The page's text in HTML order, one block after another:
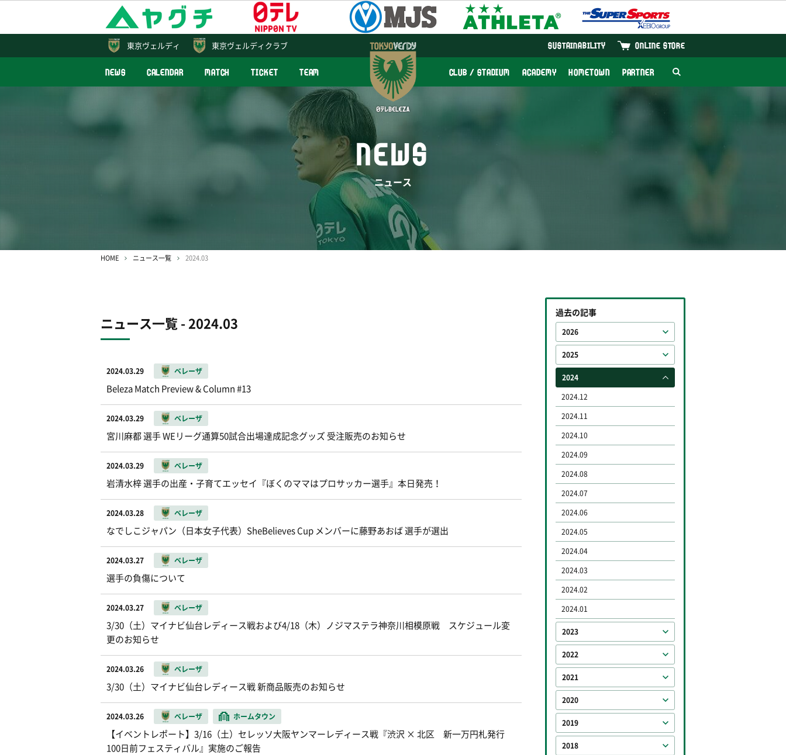
東京ヴェルディクラブ ONLINE STORE
SUSTAINABILITY
NEWS CALENDAR MATCH TICKET TEAM CLUB / STADIUM ACADEMY HOMETOWN PARTNER
東京ヴェルディ
NEWS
ニュース
HOME ニュース一覧 2024.03
ニュース一覧 - 2024.03
2024.03.29 ベレーザ
Beleza Match Preview & Column #13
2024.03.29 ベレーザ
宮川麻都 選手 WEリーグ通算50試合出場達成記念グッズ 受注販売のお知らせ
2024.03.29 ベレーザ
岩清水梓 選手の出産・子育てエッセイ『ぼくのママはプロサッカー選手』本日発売！
2024.03.28 ベレーザ
なでしこジャパン（日本女子代表）SheBelieves Cup メンバーに藤野あおば 選手が選出
2024.03.27 ベレーザ
選手の負傷について
2024.03.27 ベレーザ
3/30（土）マイナビ仙台レディース戦および4/18（木）ノジマステラ神奈川相模原戦 スケジュール変
更のお知らせ
2024.03.26 ベレーザ
3/30（土）マイナビ仙台レディース戦 新商品販売のお知らせ
2024.03.26 ベレーザ ホームタウン
【イベントレポート】3/16（土）セレッソ大阪ヤンマーレディース戦『渋沢 × 北区 新一万円札発行
100日前フェスティバル』実施のご報告
過去の記事
2026
2025
2024
2024.12
2024.11
2024.10
2024.09
2024.08
2024.07
2024.06
2024.05
2024.04
2024.03
2024.02
2024.01
2023
2022
2021
2020
2019
2018